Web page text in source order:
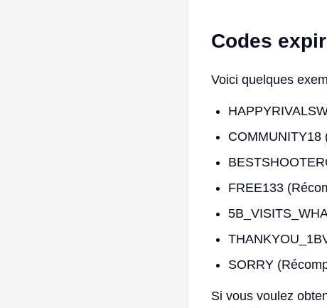
Codes
Voici quelques
COMMUNITY18
FREE133
SORRY
Si vous voulez